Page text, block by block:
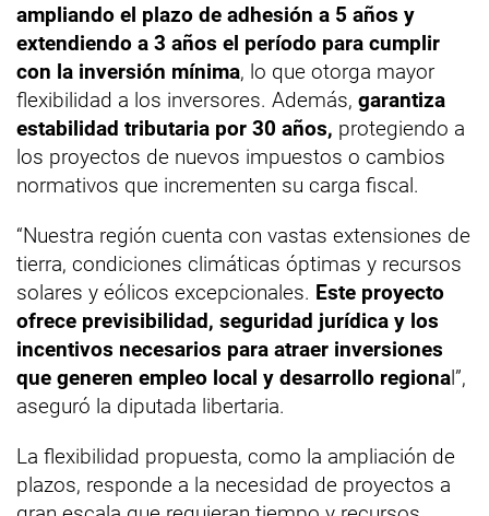
ampliando el plazo de adhesión a 5 años y
extendiendo a 3 años el período para cumplir
con la inversión mínima, lo que otorga mayor
flexibilidad a los inversores. Además, garantiza
estabilidad tributaria por 30 años, protegiendo a
los proyectos de nuevos impuestos o cambios
normativos que incrementen su carga fiscal.
“Nuestra región cuenta con vastas extensiones de
tierra, condiciones climáticas óptimas y recursos
solares y eólicos excepcionales. Este proyecto
ofrece previsibilidad, seguridad jurídica y los
incentivos necesarios para atraer inversiones
que generen empleo local y desarrollo regional”,
aseguró la diputada libertaria.
La flexibilidad propuesta, como la ampliación de
plazos, responde a la necesidad de proyectos a